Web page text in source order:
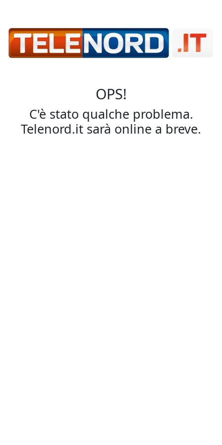
OPS!
C'è stato qualche problema.
Telenord.it sarà online a breve.